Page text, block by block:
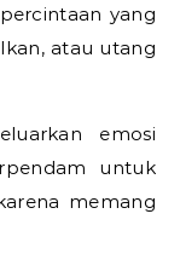
yang
atau utang
emosi
untuk
memang